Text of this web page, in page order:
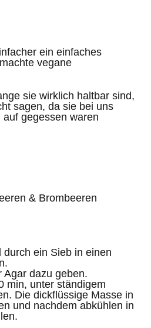
ein einfaches
vegane
sie wirklich haltbar sind,
sagen, da sie bei uns
gegessen waren
& Brombeeren
ein Sieb in einen
Agar dazu geben.
min, unter ständigem
Die dickflüssige Masse in
und nachdem abkühlen in